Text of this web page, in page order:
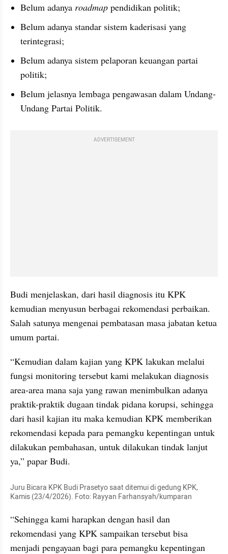
Belum adanya roadmap pendidikan politik;
Belum adanya standar sistem kaderisasi yang
terintegrasi;
Belum adanya sistem pelaporan keuangan partai
politik;
Belum jelasnya lembaga pengawasan dalam Undang-
Undang Partai Politik.
ADVERTISEMENT
Budi menjelaskan, dari hasil diagnosis itu KPK
kemudian menyusun berbagai rekomendasi perbaikan.
Salah satunya mengenai pembatasan masa jabatan ketua
umum partai.
“Kemudian dalam kajian yang KPK lakukan melalui
fungsi monitoring tersebut kami melakukan diagnosis
area-area mana saja yang rawan menimbulkan adanya
praktik-praktik dugaan tindak pidana korupsi, sehingga
dari hasil kajian itu maka kemudian KPK memberikan
rekomendasi kepada para pemangku kepentingan untuk
dilakukan pembahasan, untuk dilakukan tindak lanjut
ya,” papar Budi.
Juru Bicara KPK Budi Prasetyo saat ditemui di gedung KPK,
Kamis (23/4/2026). Foto: Rayyan Farhansyah/kumparan
“Sehingga kami harapkan dengan hasil dan
rekomendasi yang KPK sampaikan tersebut bisa
menjadi pengayaan bagi para pemangku kepentingan